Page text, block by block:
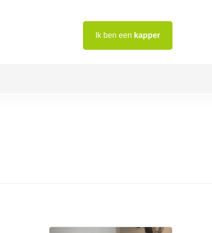
Ik ben een kapper